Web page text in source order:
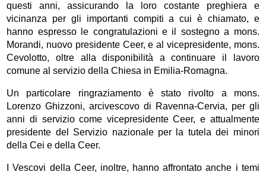
questi anni, assicurando la loro costante preghiera e
vicinanza per gli importanti compiti a cui è chiamato, e
hanno espresso le congratulazioni e il sostegno a mons.
Morandi, nuovo presidente Ceer, e al vicepresidente, mons.
Cevolotto, oltre alla disponibilità a continuare il lavoro
comune al servizio della Chiesa in Emilia-Romagna.
Un particolare ringraziamento è stato rivolto a mons.
Lorenzo Ghizzoni, arcivescovo di Ravenna-Cervia, per gli
anni di servizio come vicepresidente Ceer, e attualmente
presidente del Servizio nazionale per la tutela dei minori
della Cei e della Ceer.
I Vescovi della Ceer, inoltre, hanno affrontato anche i temi